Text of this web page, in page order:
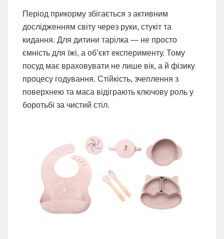
Період прикорму збігається з активним
дослідженням світу через руки, стукіт та
кидання. Для дитини тарілка — не просто
ємність для їжі, а об’єкт експерименту. Тому
посуд має враховувати не лише вік, а й фізику
процесу годування. Стійкість, зчеплення з
поверхнею та маса відіграють ключову роль у
боротьбі за чистий стіл.